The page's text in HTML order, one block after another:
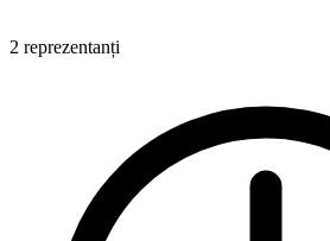
2 reprezentanți